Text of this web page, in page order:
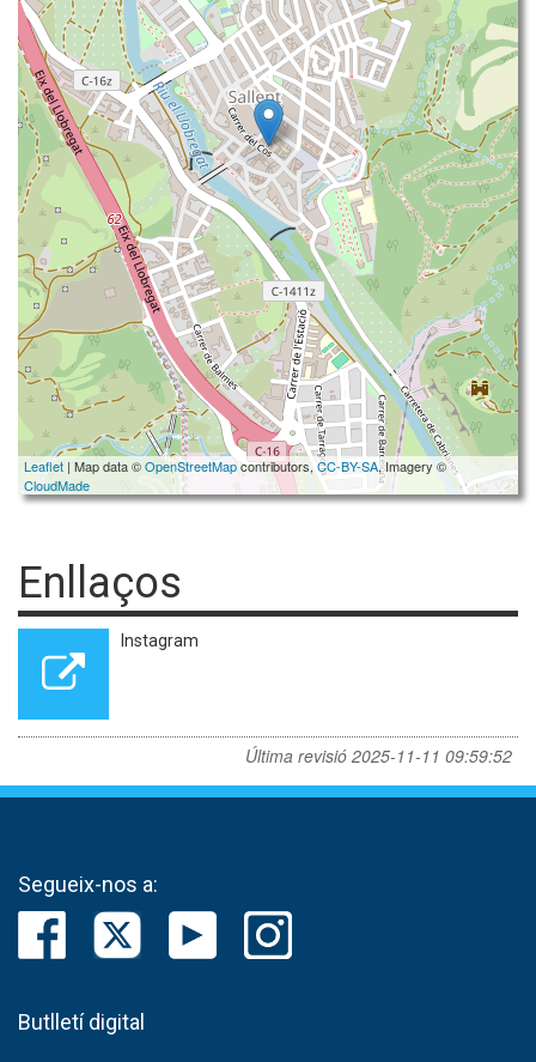
Leaflet | Map data ©OpenStreetMapcontributors,CC-BY-SA, Imagery ©
CloudMade
Enllaços
Instagram
Última revisió 2025-11-11 09:59:52
Segueix-nos a:
Butlletí digital